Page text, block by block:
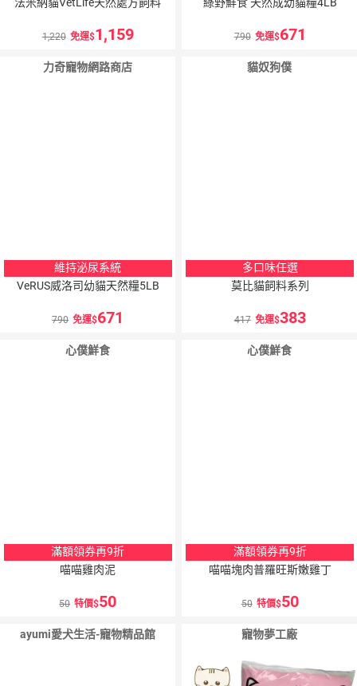
1,220 免運 1,159 790 免運 671
力奇寵物網路商店
維持泌尿系統
VeRUS威洛司幼貓天然糧5LB
790 免運 671
貓奴狗僕
多口味任選
莫比貓飼料系列
417 免運 383
心僕鮮食
滿額領券再9折
喵喵雞肉泥
50 特價 50
心僕鮮食
滿額領券再9折
喵喵塊肉普羅旺斯嫩雞丁
50 特價 50
ayumi愛犬生活-寵物精品館 寵物夢工廠